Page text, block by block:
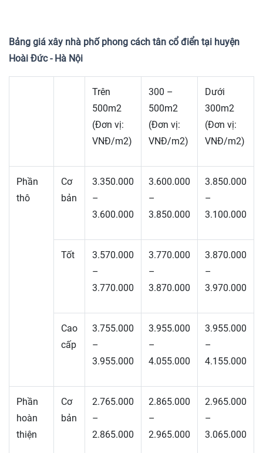
Bảng giá xây nhà phố phong cách tân cổ điển tại huyện
Hoài Đức - Hà Nội
Trên
500m2
(Đơn vị:
VNĐ/m2)
300 –
500m2
(Đơn vị:
VNĐ/m2)
Dưới
300m2
(Đơn vị:
VNĐ/m2)
Phần
thô
Cơ
bản
3.350.000
–
3.600.000
3.600.000
–
3.850.000
3.850.000
–
3.100.000
Tốt
3.570.000
–
3.770.000
3.770.000
–
3.870.000
3.870.000
–
3.970.000
Cao
cấp
3.755.000
–
3.955.000
3.955.000
–
4.055.000
3.955.000
–
4.155.000
Phần
hoàn
thiện
Cơ
bản
2.765.000
–
2.865.000
2.865.000
–
2.965.000
2.965.000
–
3.065.000